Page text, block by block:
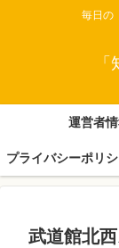
毎日の
運営者
プライバシーポリ
武道館北